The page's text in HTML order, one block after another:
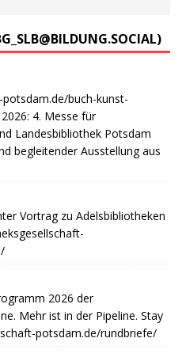
buch-kunst-
4. Messe für
Landesbibliothek Potsdam
begleitender Ausstellung aus
Vortrag zu Adelsbibliotheken
2026 der
Mehr ist in der Pipeline. Stay
potsdam.de/rundbriefe/